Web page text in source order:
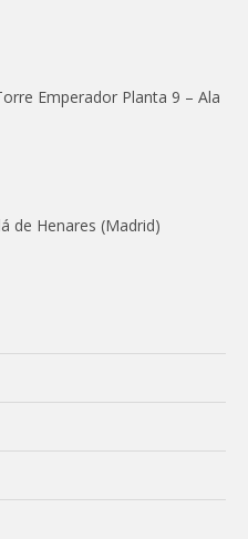
Emperador Planta 9 – Ala
de Henares (Madrid)